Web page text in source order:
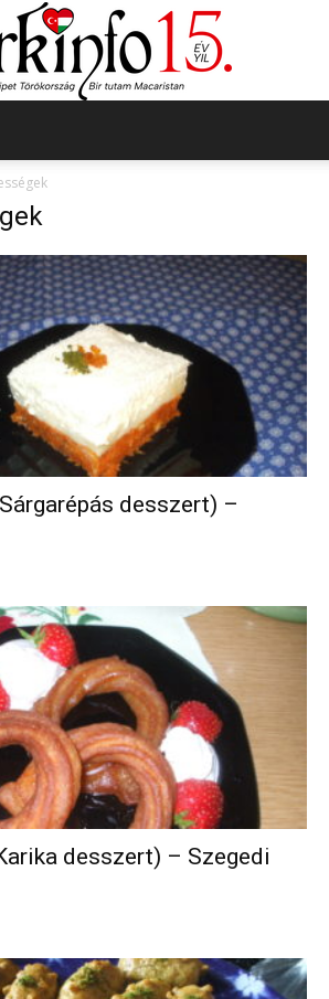
desszert) –
desszert) – Szegedi